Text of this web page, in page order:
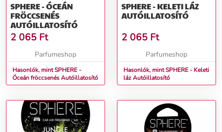
SPHERE - ÓCEÁN
FRÖCCSENÉS
AUTÓILLATOSÍTÓ
2 065 Ft
Parfumeshop
Hasonlók, mint SPHERE -
Óceán fröccsenés Autóillatosító
SPHERE - KELETI LÁZ
AUTÓILLATOSÍTÓ
2 065 Ft
Parfumeshop
Hasonlók, mint SPHERE - Keleti
láz Autóillatosító